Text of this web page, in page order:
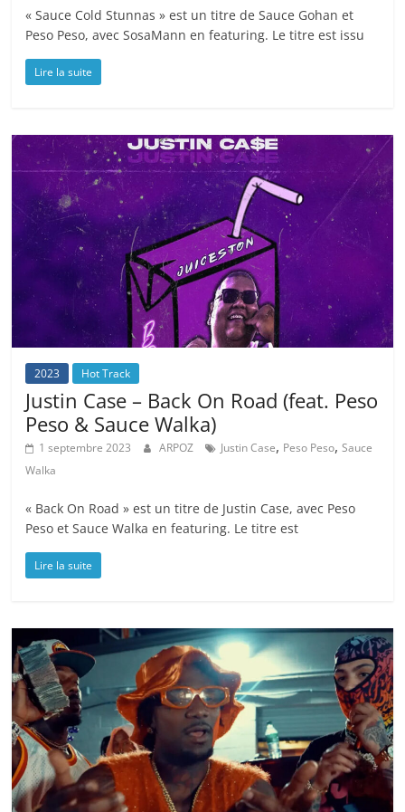
« Sauce Cold Stunnas » est un titre de Sauce Gohan et
Peso Peso, avec SosaMann en featuring. Le titre est issu
Lire la suite
2023 Hot Track
Justin Case – Back On Road (feat. Peso
Peso & Sauce Walka)
1 septembre 2023 ARPOZ Justin Case, Peso Peso,Sauce
Walka
« Back On Road » est un titre de Justin Case, avec Peso
Peso et Sauce Walka en featuring. Le titre est
Lire la suite